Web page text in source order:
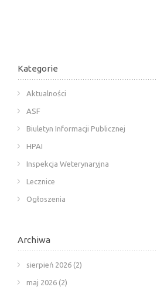
Kategorie
Aktualności
ASF
Biuletyn Informacji Publicznej
HPAI
Inspekcja Weterynaryjna
Lecznice
Ogłoszenia
Archiwa
sierpień 2026 (2)
maj 2026 (2)